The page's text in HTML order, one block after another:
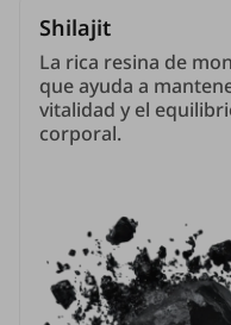
Shilajit
La rica resina de
que ayuda a
vitalidad y el
corporal.